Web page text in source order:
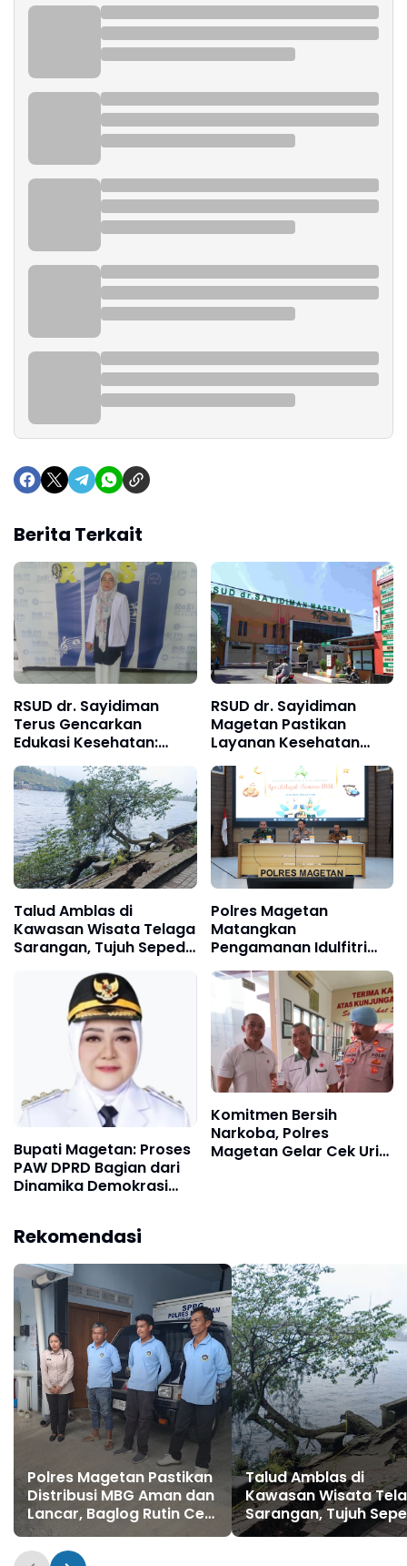
Berita Terkait
RSUD dr. Sayidiman
Terus Gencarkan
Edukasi Kesehatan:
Katarak Masih Jadi
Penyakit Mata
Terbanyak di Indonesia
RSUD dr. Sayidiman
Magetan Pastikan
Layanan Kesehatan
Siaga 24 Jam Selama
Libur Lebaran 2026
Talud Amblas di
Kawasan Wisata Telaga
Sarangan, Tujuh Sepeda
Danau, Polisi dan BPBD
Gerak Cepat Evakuasi
Polres Magetan
Matangkan
Pengamanan Idulfitri
Lewat Rakor Lintas
Sektoral Operasi
Ketupat Semeru 2026
Bupati Magetan: Proses
PAW DPRD Bagian dari
Dinamika Demokrasi
Komitmen Bersih
Narkoba, Polres
Magetan Gelar Cek Urin
Rekomendasi
Polres Magetan Pastikan
Distribusi MBG Aman dan
Lancar, Baglog Rutin Cek
Kendaraan Operasional
SPPG
Talud Amblas di
Kawasan Wisata
Sarangan, Tujuh
Motor Tercebur ke